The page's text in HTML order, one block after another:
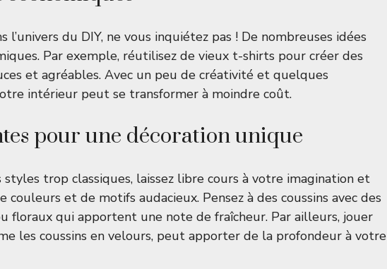
l’univers du DIY, ne vous inquiétez pas ! De nombreuses idées
Par exemple, réutilisez de vieux t-shirts pour créer des
et agréables. Avec un peu de créativité et quelques
intérieur peut se transformer à moindre coût.
pour une décoration unique
styles trop classiques, laissez libre cours à votre imagination et
couleurs et de motifs audacieux. Pensez à des coussins avec des
floraux qui apportent une note de fraîcheur. Par ailleurs, jouer
les coussins en velours, peut apporter de la profondeur à votre